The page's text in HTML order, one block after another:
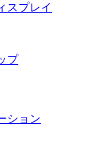
スプレイ
プ
ション